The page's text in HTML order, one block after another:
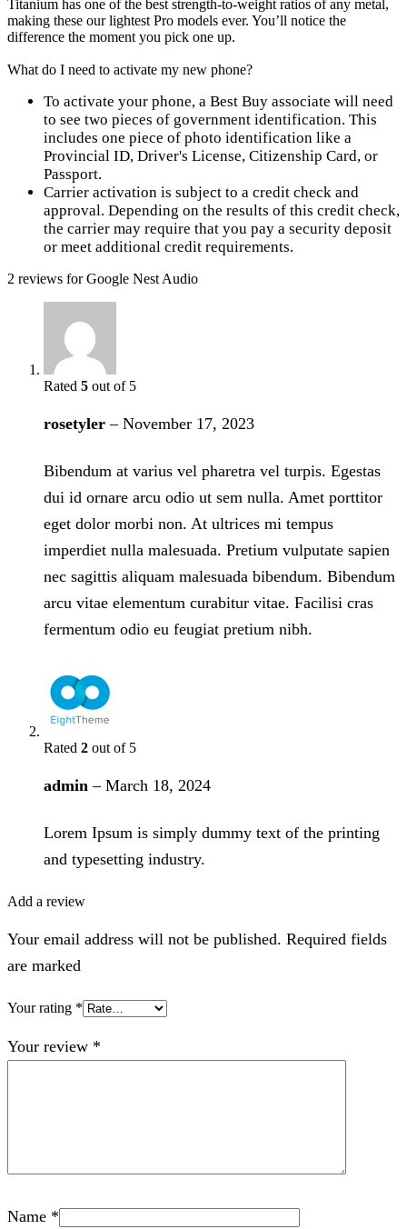
Titanium has one of the best strength‑to‑weight ratios of any metal,
making these our lightest Pro models ever. You’ll notice the
difference the moment you pick one up.
What do I need to activate my new phone?
To activate your phone, a Best Buy associate will need
to see two pieces of government identification. This
includes one piece of photo identification like a
Provincial ID, Driver's License, Citizenship Card, or
Passport.
Carrier activation is subject to a credit check and
approval. Depending on the results of this credit check,
the carrier may require that you pay a security deposit
or meet additional credit requirements.
2 reviews forGoogle Nest Audio
Rated 5 out of 5
rosetyler– November 17, 2023
Bibendum at varius vel pharetra vel turpis. Egestas
dui id ornare arcu odio ut sem nulla. Amet porttitor
eget dolor morbi non. At ultrices mi tempus
imperdiet nulla malesuada. Pretium vulputate sapien
nec sagittis aliquam malesuada bibendum. Bibendum
arcu vitae elementum curabitur vitae. Facilisi cras
fermentum odio eu feugiat pretium nibh.
Rated 2 out of 5
admin– March 18, 2024
Lorem Ipsum is simply dummy text of the printing
and typesetting industry.
Add a review
Your email address will not be published. Required fields
are marked
Your rating *
Your review *
Name *